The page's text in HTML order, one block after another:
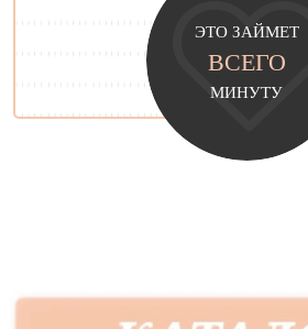
ЭТО ЗАЙМЕТ
ВСЕГО
МИНУТУ